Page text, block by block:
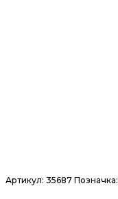
Артикул: 35687 Позначка: